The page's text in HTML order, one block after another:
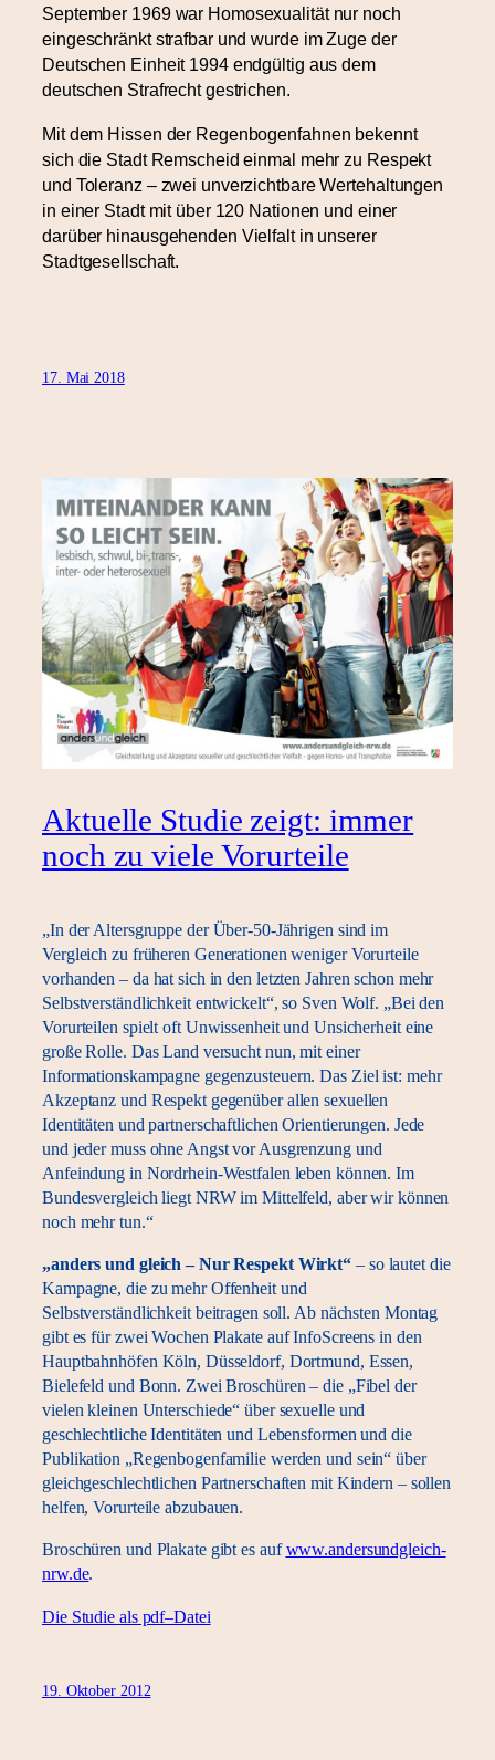
September 1969 war Homosexualität nur noch
eingeschränkt strafbar und wurde im Zuge der
Deutschen Einheit 1994 endgültig aus dem
deutschen Strafrecht gestrichen.
Mit dem Hissen der Regenbogenfahnen bekennt
sich die Stadt Remscheid einmal mehr zu Respekt
und Toleranz – zwei unverzichtbare Wertehaltungen
in einer Stadt mit über 120 Nationen und einer
darüber hinausgehenden Vielfalt in unserer
Stadtgesellschaft.
17. Mai 2018
Aktuelle Studie zeigt: immer
noch zu viele Vorurteile
„In der Altersgruppe der Über-50-Jährigen sind im
Vergleich zu früheren Generationen weniger Vorurteile
vorhanden – da hat sich in den letzten Jahren schon mehr
Selbstverständlichkeit entwickelt“, so Sven Wolf. „Bei den
Vorurteilen spielt oft Unwissenheit und Unsicherheit eine
große Rolle. Das Land versucht nun, mit einer
Informationskampagne gegenzusteuern. Das Ziel ist: mehr
Akzeptanz und Respekt gegenüber allen sexuellen
Identitäten und partnerschaftlichen Orientierungen. Jede
und jeder muss ohne Angst vor Ausgrenzung und
Anfeindung in Nordrhein-Westfalen leben können. Im
Bundesvergleich liegt NRW im Mittelfeld, aber wir können
noch mehr tun.“
„anders und gleich – Nur Respekt Wirkt“ – so lautet die
Kampagne, die zu mehr Offenheit und
Selbstverständlichkeit beitragen soll. Ab nächsten Montag
gibt es für zwei Wochen Plakate auf InfoScreens in den
Hauptbahnhöfen Köln, Düsseldorf, Dortmund, Essen,
Bielefeld und Bonn. Zwei Broschüren – die „Fibel der
vielen kleinen Unterschiede“ über sexuelle und
geschlechtliche Identitäten und Lebensformen und die
Publikation „Regenbogenfamilie werden und sein“ über
gleichgeschlechtlichen Partnerschaften mit Kindern – sollen
helfen, Vorurteile abzubauen.
Broschüren und Plakate gibt es aufwww.andersundgleich-
nrw.de.
Die Studie als pdf–Datei
19. Oktober 2012